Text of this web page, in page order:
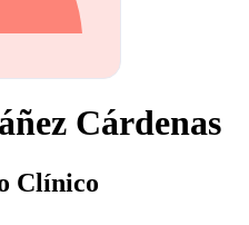
Cárdenas
Clínico